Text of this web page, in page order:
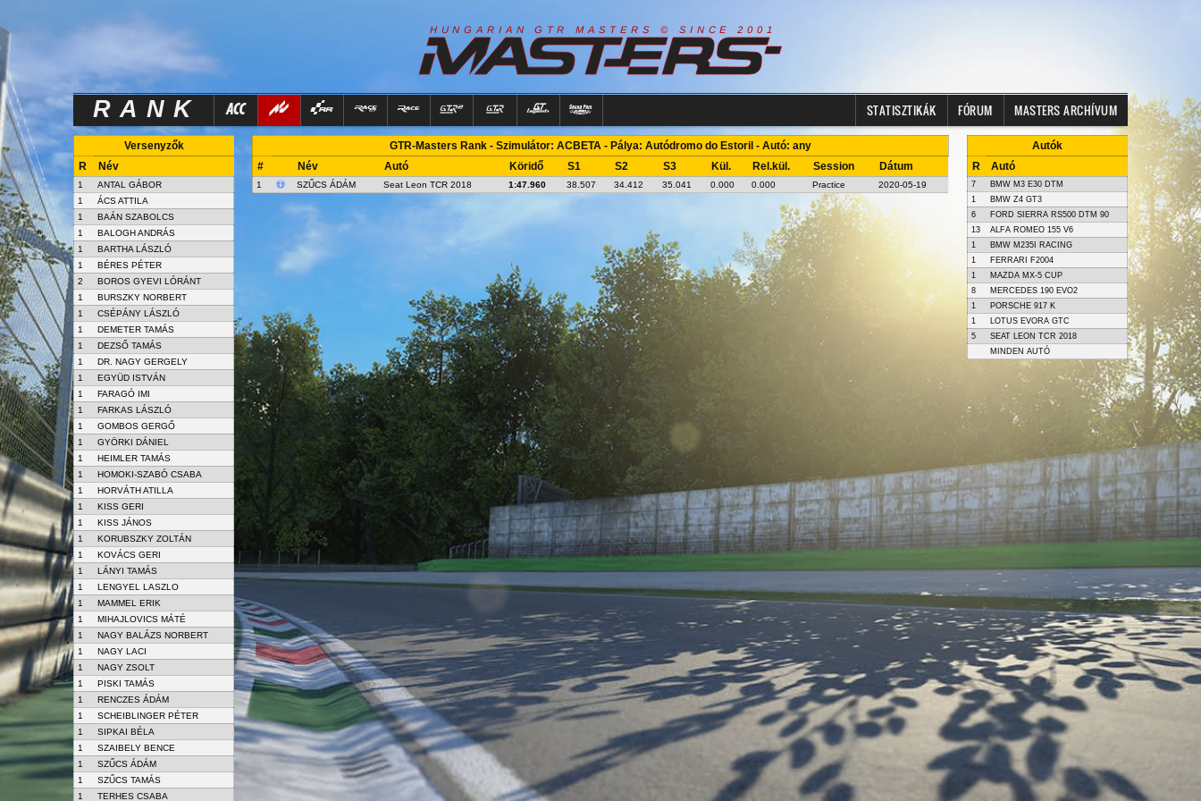
H U N G A R I A N G T R M A S T E R S © S I N C E 2 0 0 1
RANK STATISZTIKÁK FÓRUM MASTERS ARCHÍVUM
Versenyzők
R
Név
1
ANTAL GÁBOR
1
ÁCS ATTILA
1
BAÁN SZABOLCS
1
BALOGH ANDRÁS
1
BARTHA LÁSZLÓ
1
BÉRES PÉTER
2
BOROS GYEVI LÓRÁNT
1
BURSZKY NORBERT
1
CSÉPÁNY LÁSZLÓ
1
DEMETER TAMÁS
1
DEZSŐ TAMÁS
1
DR. NAGY GERGELY
1
EGYÜD ISTVÁN
1
FARAGÓ IMI
1
FARKAS LÁSZLÓ
1
GOMBOS GERGŐ
1
GYÖRKI DÁNIEL
1
HEIMLER TAMÁS
1
HOMOKI-SZABÓ CSABA
1
HORVÁTH ATILLA
1
KISS GERI
1
KISS JÁNOS
1
KORUBSZKY ZOLTÁN
1
KOVÁCS GERI
1
LÁNYI TAMÁS
1
LENGYEL LASZLO
1
MAMMEL ERIK
1
MIHAJLOVICS MÁTÉ
1
NAGY BALÁZS NORBERT
1
NAGY LACI
1
NAGY ZSOLT
1
PISKI TAMÁS
1
RENCZES ÁDÁM
1
SCHEIBLINGER PÉTER
1
SIPKAI BÉLA
1
SZAIBELY BENCE
1
SZŰCS ÁDÁM
1
SZŰCS TAMÁS
1
TERHES CSABA
GTR-Masters Rank - Szimulátor: ACBETA - Pálya: Autódromo do Estoril - Autó: any
#
Név Autó Köridő S1 S2 S3 Kül. Rel.kül. Session Dátum
1 SZŰCS ÁDÁM Seat Leon TCR 2018 1:47.960 38.507 34.412 35.041 0.000 0.000 Practice 2020-05-19
Autók
R
Autó
7
BMW M3 E30 DTM
1
BMW Z4 GT3
6
FORD SIERRA RS500 DTM 90
13
ALFA ROMEO 155 V6
1
BMW M235I RACING
1
FERRARI F2004
1
MAZDA MX-5 CUP
8
MERCEDES 190 EVO2
1
PORSCHE 917 K
1
LOTUS EVORA GTC
5
SEAT LEON TCR 2018
MINDEN AUTÓ